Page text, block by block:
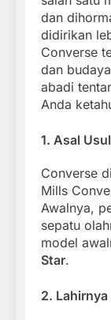
dan
didirikan
Converse
dan
abadi
Anda
1. Asal
Converse
Mills
Awalnya,
sepatu
model
Star.
2.